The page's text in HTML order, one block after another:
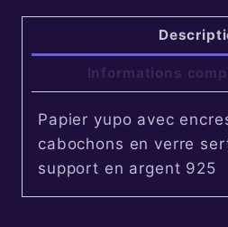
Informations
Papier yupo avec
cabochons en verre
support en argent 925